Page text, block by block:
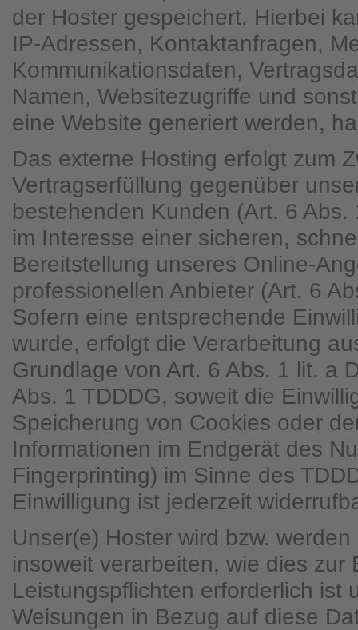
der Hoster gespeichert. Hierbei
IP-Adressen, Kontaktanfragen,
Kommunikationsdaten,
Namen, Websitezugriffe und
eine Website generiert werden,
Das externe Hosting erfolgt zum
Vertragserfüllung gegenüber
bestehenden Kunden (Art. 6
im Interesse einer sicheren,
Bereitstellung unseres Online-
professionellen Anbieter (Art. 6
Sofern eine entsprechende
wurde, erfolgt die Verarbeitung
Grundlage von Art. 6 Abs. 1 lit. a
Abs. 1 TDDDG, soweit die
Speicherung von Cookies oder
Informationen im Endgerät des
Fingerprinting) im Sinne des
Einwilligung ist jederzeit
Unser(e) Hoster wird bzw.
insoweit verarbeiten, wie dies zur
Leistungspflichten erforderlich ist
Weisungen in Bezug auf diese